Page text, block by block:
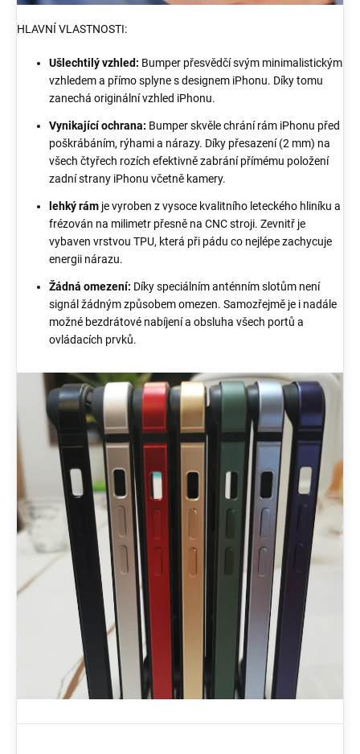
HLAVNÍ VLASTNOSTI:
Ušlechtilý vzhled: Bumper přesvědčí svým minimalistickým
vzhledem a přímo splyne s designem iPhonu. Díky tomu
zanechá originální vzhled iPhonu.
Vynikající ochrana: Bumper skvěle chrání rám iPhonu před
poškrábáním, rýhami a nárazy. Díky přesazení (2 mm) na
všech čtyřech rozích efektivně zabrání přímému položení
zadní strany iPhonu včetně kamery.
lehký rám je vyroben z vysoce kvalitního leteckého hliníku a
frézován na milimetr přesně na CNC stroji. Zevnitř je
vybaven vrstvou TPU, která při pádu co nejlépe zachycuje
energii nárazu.
Žádná omezení: Díky speciálním anténním slotům není
signál žádným způsobem omezen. Samozřejmě je i nadále
možné bezdrátové nabíjení a obsluha všech portů a
ovládacích prvků.